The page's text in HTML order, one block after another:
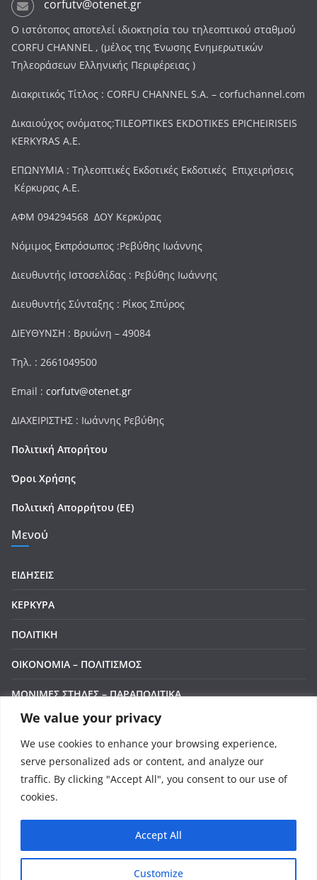
We value your privacy
We use cookies to enhance your browsing experience,
serve personalized ads or content, and analyze our
traffic. By clicking "Accept All", you consent to our use of
cookies.
Customize
Accept All
Manage Cookie Consent
To provide the best experiences, we use technologies like cookies to store and/or
access device information. Consenting to these technologies will allow us to process
withdrawing consent, may adversely affect certain features and functions.
Accept
Deny
corfutv@otenet.gr
Ο ιστότοπος αποτελεί ιδιοκτησία του τηλεοπτικού σταθμού
CORFU CHANNEL , (μέλος της Ένωσης Ενημερωτικών
Τηλεοράσεων Ελληνικής Περιφέρειας )
Διακριτικός Τίτλος : CORFU CHANNEL S.A. – corfuchannel.com
Δικαιούχος ονόματος:TILEOPTIKES EKDOTIKES EPICHEIRISEIS
KERKYRAS A.E.
ΕΠΩΝΥΜΙΑ : Τηλεοπτικές Εκδοτικές Εκδοτικές Επιχειρήσεις
Κέρκυρας Α.Ε.
ΑΦΜ 094294568 ΔΟΥ Κερκύρας
Νόμιμος Εκπρόσωπος :Ρεβύθης Ιωάννης
Διευθυντής Ιστοσελίδας : Ρεβύθης Ιωάννης
Διευθυντής Σύνταξης : Ρίκος Σπύρος
ΔΙΕΥΘΥΝΣΗ : Βρυώνη – 49084
Τηλ. : 2661049500
Email : corfutv@otenet.gr
ΔΙΑΧΕΙΡΙΣΤΗΣ : Ιωάννης Ρεβύθης
Πολιτική Απορήτου
Όροι Χρήσης
Πολιτική Απορρήτου (ΕΕ)
Μενού
ΕΙΔΗΣΕΙΣ
ΚΕΡΚΥΡΑ
ΠΟΛΙΤΙΚΗ
ΟΙΚΟΝΟΜΙΑ – ΠΟΛΙΤΙΣΜΟΣ
ΜΟΝΙΜΕΣ ΣΤΗΛΕΣ – ΠΑΡΑΠΟΛΙΤΙΚΑ
ΒΙΝΤΕΟ
LIVE
Πνευματικά Δικαιώματα © 2026Corfu Channel. Τα